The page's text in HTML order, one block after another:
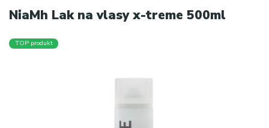
NiaMh Lak na vlasy x-treme 500ml
TOP produkt